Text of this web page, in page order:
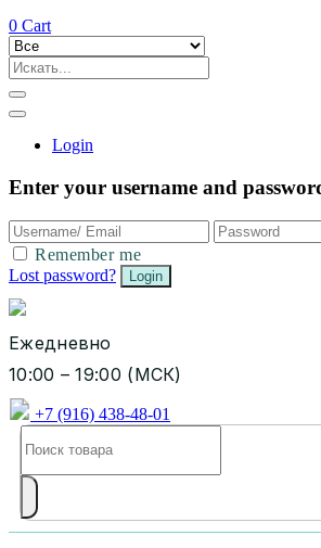
0 Cart
Login
Enter your username and
Remember me
Lost password?
Ежедневно
10:00 – 19:00 (МСК)
+7 (916) 438-48-01